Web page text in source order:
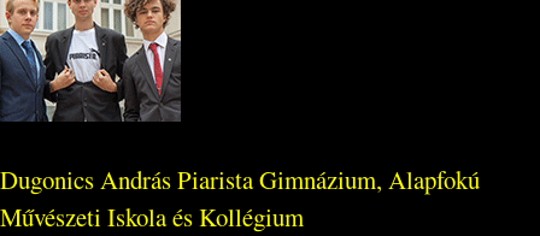
Dugonics András Piarista Gimnázium, Alapfokú
Művészeti Iskola és Kollégium